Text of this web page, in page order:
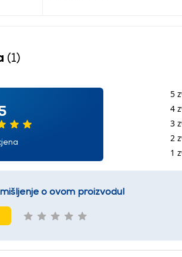
(1)
5
4
3
2
1
o ovom proizvodu!